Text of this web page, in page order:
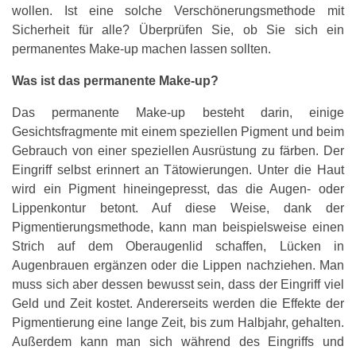
wollen. Ist eine solche Verschönerungsmethode mit
Sicherheit für alle? Überprüfen Sie, ob Sie sich ein
permanentes Make-up machen lassen sollten.
Was ist das permanente Make-up?
Das permanente Make-up besteht darin, einige
Gesichtsfragmente mit einem speziellen Pigment und beim
Gebrauch von einer speziellen Ausrüstung zu färben. Der
Eingriff selbst erinnert an Tätowierungen. Unter die Haut
wird ein Pigment hineingepresst, das die Augen- oder
Lippenkontur betont. Auf diese Weise, dank der
Pigmentierungsmethode, kann man beispielsweise einen
Strich auf dem Oberaugenlid schaffen, Lücken in
Augenbrauen ergänzen oder die Lippen nachziehen. Man
muss sich aber dessen bewusst sein, dass der Eingriff viel
Geld und Zeit kostet. Andererseits werden die Effekte der
Pigmentierung eine lange Zeit, bis zum Halbjahr, gehalten.
Außerdem kann man sich während des Eingriffs und